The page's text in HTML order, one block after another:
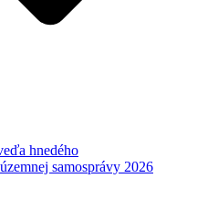
hnedého
samosprávy 2026